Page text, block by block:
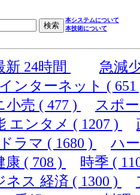
本システムについて
本技術について
新 24時間
急減
インターネット (
小売 ( 477 )
スポ
エンタメ ( 1207 )
ドラマ ( 1680 )
ハ
康 ( 708 )
時季 (
ネス 経済 ( 1300 )